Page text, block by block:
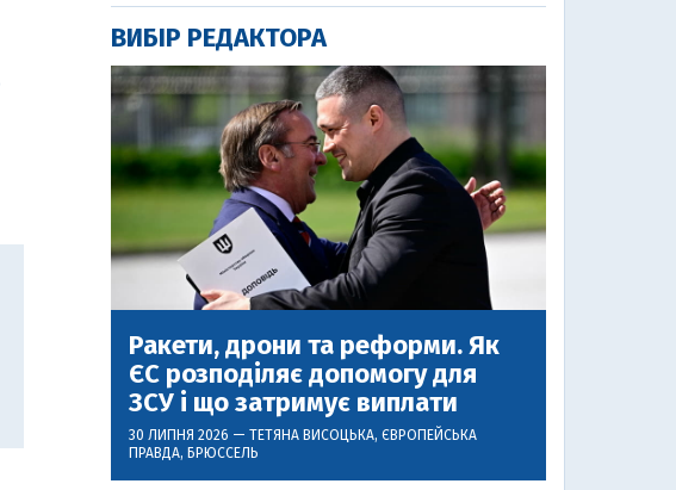
ВИБІР РЕДАКТОРА
Ракети, дрони та реформи. Як
ЄС розподіляє допомогу для
ЗСУ і що затримує виплати
30 ЛИПНЯ 2026 — ТЕТЯНА ВИСОЦЬКА, ЄВРОПЕЙСЬКА
ПРАВДА, БРЮССЕЛЬ